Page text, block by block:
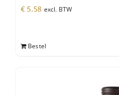
€ 5,58 excl. BTW
Bestel